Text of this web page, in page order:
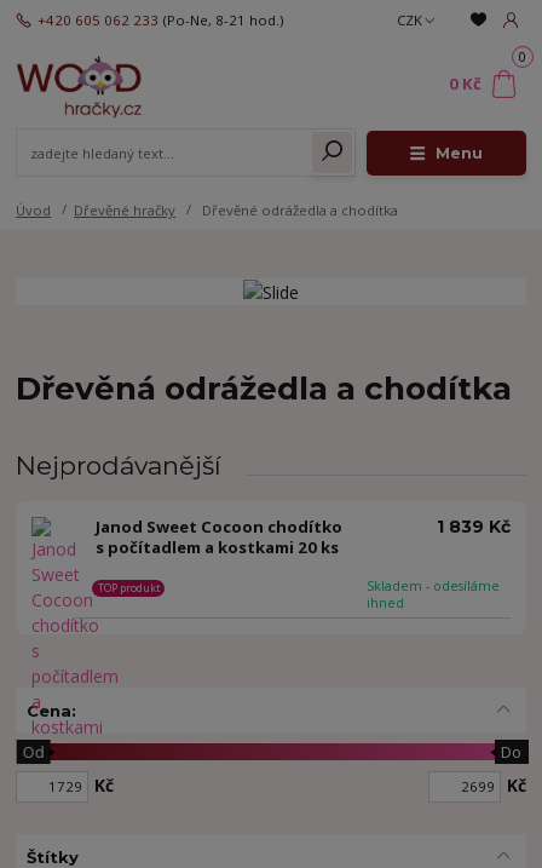
Menu
CZK
+420 605 062 233 (Po-Ne, 8-21 hod.)
0
0 Kč
Úvod Dřevěné hračky Dřevěné odrážedla a chodítka
Dřevěná odrážedla a chodítka
Nejprodávanější
Janod Sweet Cocoon chodítko
s počítadlem a kostkami 20 ks
Skladem - odesíláme
ihned
TOP produkt
1 839 Kč
Cena:
Kč
Od Do
Kč
Štítky